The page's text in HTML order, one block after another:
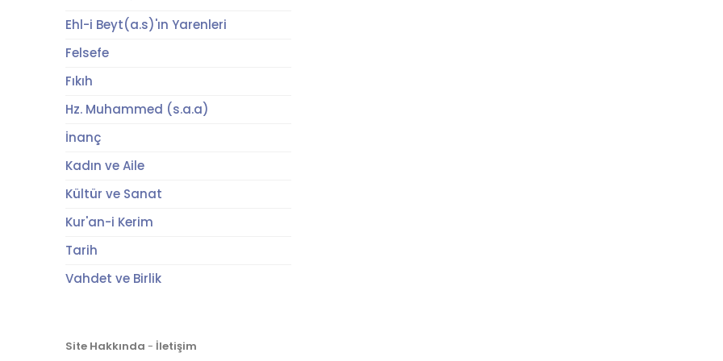
Ehl-i Beyt(a.s)'ın Yarenleri
Felsefe
Fıkıh
Hz. Muhammed (s.a.a)
İnanç
Kadın ve Aile
Kültür ve Sanat
Kur'an-i Kerim
Tarih
Vahdet ve Birlik
Site Hakkında - İletişim